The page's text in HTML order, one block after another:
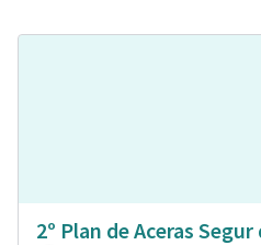
2º Plan de Aceras